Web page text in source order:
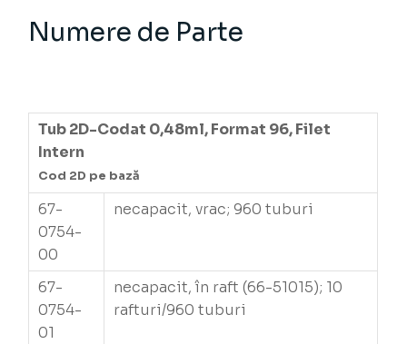
Numere de Parte
Tub 2D-Codat 0,48ml, Format 96, Filet
Intern
Cod 2D pe bază
67-
0754-
00
necapacit, vrac; 960 tuburi
67-
0754-
01
necapacit, în raft (66-51015); 10
rafturi/960 tuburi